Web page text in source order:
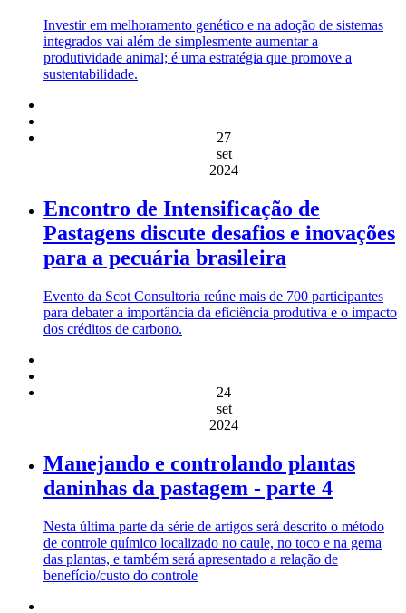
Investir em melhoramento genético e na adoção de sistemas
integrados vai além de simplesmente aumentar a
produtividade animal; é uma estratégia que promove a
sustentabilidade.
27
set
2024
Encontro de Intensificação de
Pastagens discute desafios e inovações
para a pecuária brasileira
Evento da Scot Consultoria reúne mais de 700 participantes
para debater a importância da eficiência produtiva e o impacto
dos créditos de carbono.
24
set
2024
Manejando e controlando plantas
daninhas da pastagem - parte 4
Nesta última parte da série de artigos será descrito o método
de controle químico localizado no caule, no toco e na gema
das plantas, e também será apresentado a relação de
benefício/custo do controle